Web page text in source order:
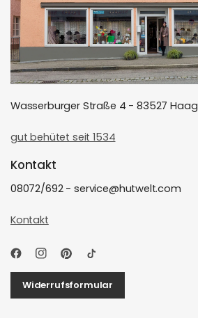
Wasserburger Straße 4 - 83527 Haag
gut behütet seit 1534
Kontakt
08072/692 - service@hutwelt.com
Kontakt
Widerrufsformular